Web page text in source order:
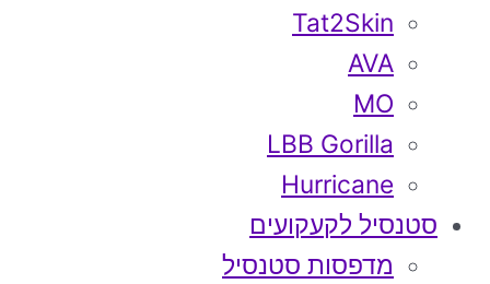
Tat2Skin
AVA
MO
LBB Gorilla
Hurricane
סטנסיל לקעקועים
מדפסות סטנסיל